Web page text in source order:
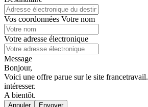
Vos coordonnées Votre nom
Votre adresse électronique
Message
Bonjour,
Voici une offre parue sur le site
intéresser.
A bientôt.
Annuler